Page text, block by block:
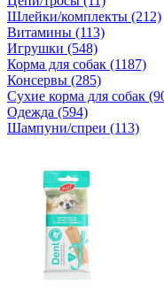
Шлейки/комплекты (212)
Витамины (113)
Игрушки (548)
Корма для собак (1187)
Консервы (285)
Сухие корма для собак
Одежда (594)
Шампуни/спреи (113)